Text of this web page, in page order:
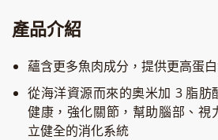
產品介紹
蘊含更多魚肉成分，提供更高蛋
從海洋資源而來的奧米加 3 脂肪
健康，強化關節，幫助腦部、視
立健全的消化系統